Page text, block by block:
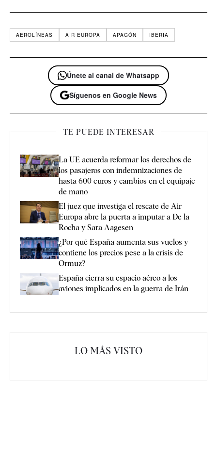
AEROLÍNEAS AIR EUROPA APAGÓN IBERIA
Únete al canal de Whatsapp
Síguenos en Google News
TE PUEDE INTERESAR
La UE acuerda reformar los derechos de
los pasajeros con indemnizaciones de
hasta 600 euros y cambios en el equipaje
de mano
El juez que investiga el rescate de Air
Europa abre la puerta a imputar a De la
Rocha y Sara Aagesen
¿Por qué España aumenta sus vuelos y
contiene los precios pese a la crisis de
Ormuz?
España cierra su espacio aéreo a los
aviones implicados en la guerra de Irán
LO MÁS VISTO